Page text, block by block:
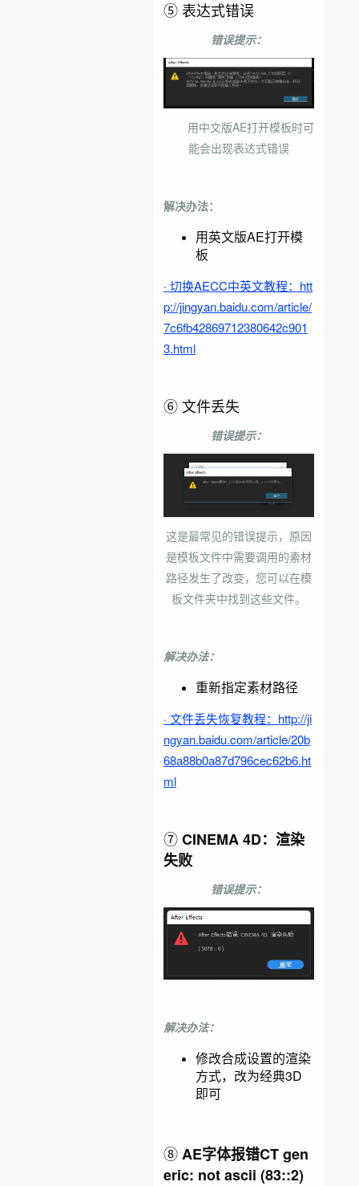
⑤ 表达式错误
错误提示：
用中文版AE打开模板时可
能会出现表达式错误
解决办法：
用英文版AE打开模
板
· 切换AECC中英文教程：htt
p://jingyan.baidu.com/article/
7c6fb42869712380642c901
3.html
⑥ 文件丢失
错误提示：
这是最常见的错误提示，原因
是模板文件中需要调用的素材
路径发生了改变， 您可以在模
板文件夹中找到这些文件。
解决办法：
重新指定素材路径
· 文件丢失恢复教程：http://ji
ngyan.baidu.com/article/20b
68a88b0a87d796cec62b6.ht
ml
⑦CINEMA 4D：渲染
失败
错误提示：
解决办法：
修改合成设置的渲染
方式，改为经典3D
即可
⑧AE字体报错CT gen
eric: not ascii (83::2)